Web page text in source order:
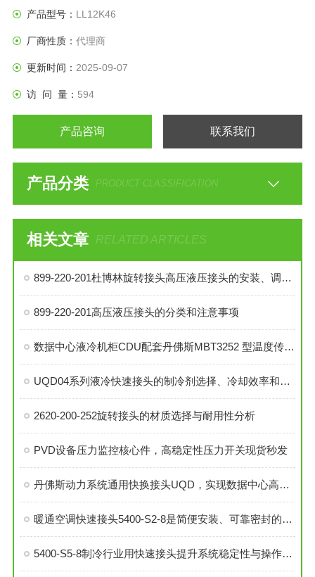
产品型号： LL12K46
厂商性质： 代理商
更新时间： 2025-09-07
访 问 量： 594
产品咨询 联系我们
产品分类 PRODUCT CLASSIFICATION
相关文章 RELATED ARTICLES
899-220-201杜博林旋转接头高压液压接头的安装、调试与维护技巧
899-220-201高压液压接头的分类和注意事项
数据中心液冷机柜CDU配套丹佛斯MBT3252 型温度传感器
UQD04系列液冷快速接头的制冷剂选择、冷却效率和可靠性分析
2620-200-252旋转接头的材质选择与耐用性分析
PVD设备压力监控核心件，高稳定性压力开关现货秒发
丹佛斯动力系统通用快换接头UQD，实现数据中心高效液冷
暖通空调快速接头5400-S2-8是简便安装、可靠密封的理想选择
5400-S5-8制冷行业用快速接头提升系统稳定性与操作便捷性